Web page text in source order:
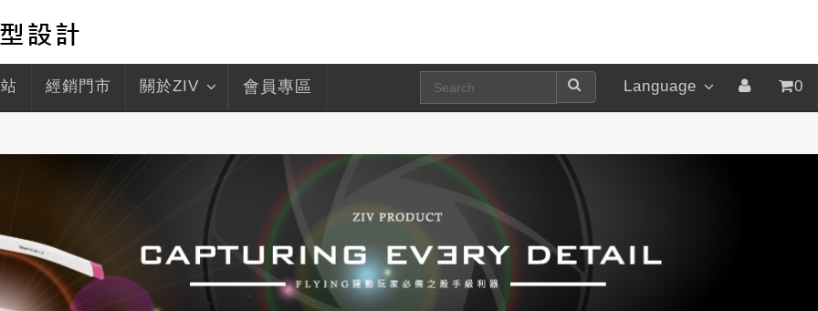
經銷門市 關於ZIV 會員專區 Language 0